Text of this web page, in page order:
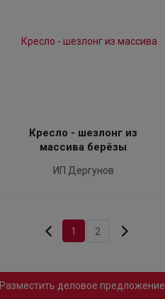
Кресло - шезлонг из
массива берёзы
ИП Дергунов
1 2
Разместить деловое предложение